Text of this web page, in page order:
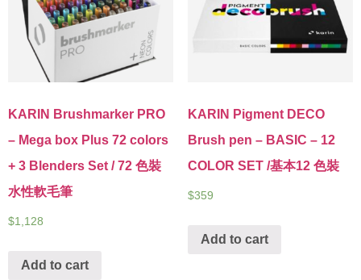
KARIN Brushmarker PRO
– Mega box Plus 72 colors
+ 3 Blenders Set / 72 色裝
水性軟毛筆
$1,128
Add to cart
KARIN Pigment DECO
Brush pen – BASIC – 12
COLOR SET /基本12 色裝
$359
Add to cart